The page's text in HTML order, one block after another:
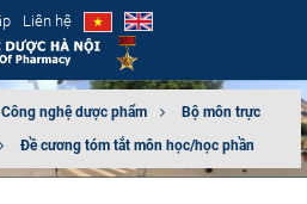
Liên hệ
nghệ dược phẩm
Bộ môn trực
Đề cương tóm tắt môn học/học phần